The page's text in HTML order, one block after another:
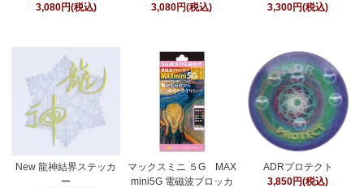
3,080円(税込)
3,080円(税込)
3,300円(税込)
New 龍神結界ステッカ
ー
マックスミニ ５G MAX
mini5G 電磁波ブロッカ
ADRプロテクト
3,850円(税込)